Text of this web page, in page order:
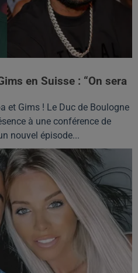
en Suisse : “On sera
et Gims ! Le Duc de Boulogne
à une conférence de
nouvel épisode...